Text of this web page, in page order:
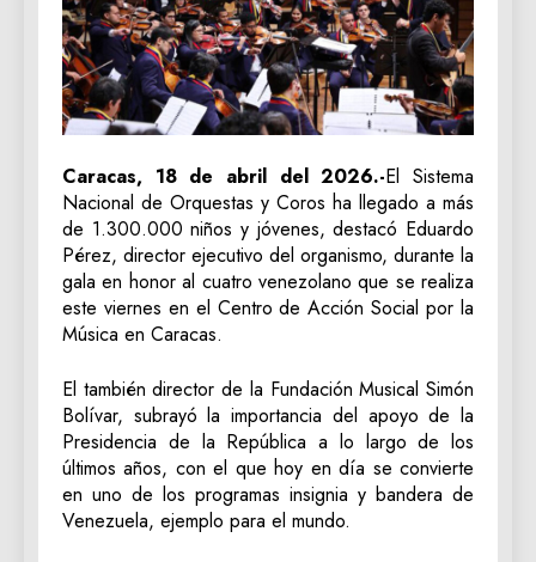
Caracas, 18 de abril del 2026.-El Sistema
Nacional de Orquestas y Coros ha llegado a más
de 1.300.000 niños y jóvenes, destacó Eduardo
Pérez, director ejecutivo del organismo, durante la
gala en honor al cuatro venezolano que se realiza
este viernes en el Centro de Acción Social por la
Música en Caracas.
El también director de la Fundación Musical Simón
Bolívar, subrayó la importancia del apoyo de la
Presidencia de la República a lo largo de los
últimos años, con el que hoy en día se convierte
en uno de los programas insignia y bandera de
Venezuela, ejemplo para el mundo.